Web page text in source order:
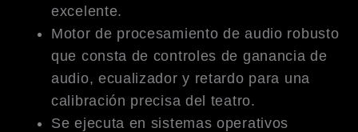
excelente.
Motor de procesamiento de audio robusto
que consta de controles de ganancia de
audio, ecualizador y retardo para una
calibración precisa del teatro.
Se ejecuta en sistemas operativos